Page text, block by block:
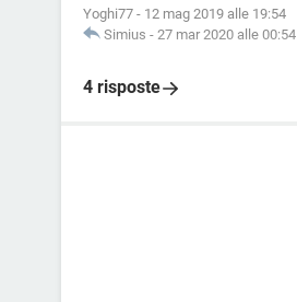
Yoghi77 - 12 mag 2019 alle 19:54
Simius - 27 mar 2020 alle 00:54
4 risposte